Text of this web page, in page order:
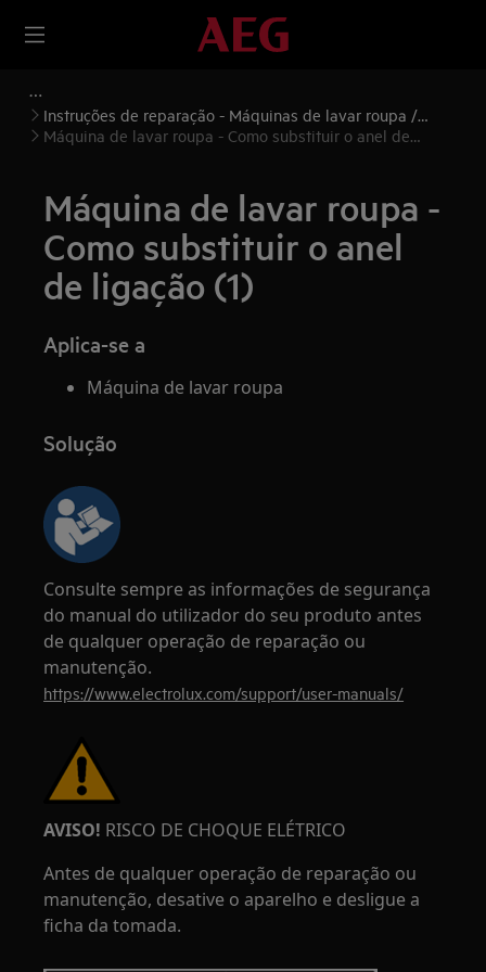
Instruções de reparação - Máquinas de lavar roupa /
Máquinas de lavar e secar roupa
Máquina de lavar roupa - Como substituir o anel de
Máquina de lavar roupa -
Como substituir o anel
de ligação (1)
Aplica-se a
Máquina de lavar roupa
Solução
Consulte sempre as informações de segurança
do manual do utilizador do seu produto antes
de qualquer operação de reparação ou
manutenção.
https://www.electrolux.com/support/user-manuals/
AVISO! RISCO DE CHOQUE ELÉTRICO
Antes de qualquer operação de reparação ou
manutenção, desative o aparelho e desligue a
ficha da tomada.